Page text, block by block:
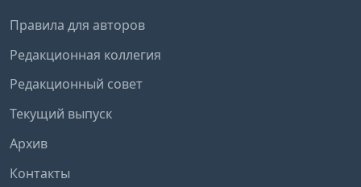
Правила для авторов
Редакционная коллегия
Редакционный совет
Текущий выпуск
Архив
Контакты